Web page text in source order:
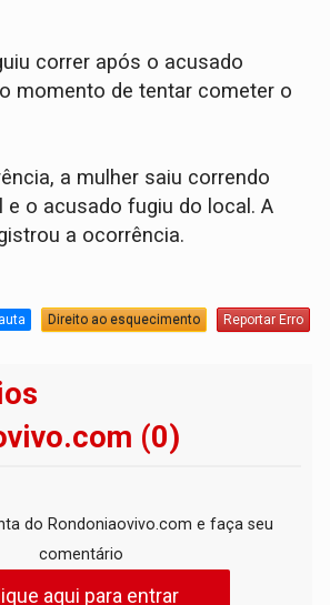
correr após o acusado
momento de tentar cometer o
a mulher saiu correndo
e o acusado fugiu do local. A
a ocorrência.
Direito ao esquecimento Reportar Erro
(0)
do Rondoniaovivo.com e faça seu
comentário
aqui para entrar